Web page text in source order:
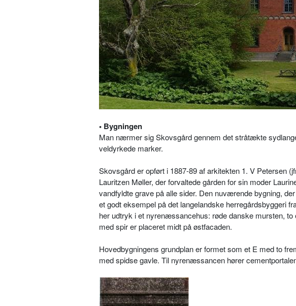
• Bygningen
Man nærmer sig Skovsgård gennem det stråtækte
veldyrkede marker.
Skovsgård er opført i 1887-89 af arkitekten 1. V Petersen
Lauritzen Møller, der forvaltede gården for sin moder
vandfyldte grave på alle sider. Den nuværende bygning,
et godt eksempel på det langelandske herregårdsbyggeri
her udtryk i et nyrenæssancehus: røde danske mursten,
med spir er placeret midt på østfacaden.
Hovedbygningens grundplan er formet som et E med to
med spidse gavle. Til nyrenæssancen hører